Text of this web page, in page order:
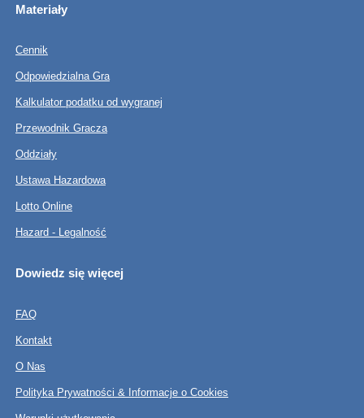
Materiały
Cennik
Odpowiedzialna Gra
Kalkulator podatku od wygranej
Przewodnik Gracza
Oddziały
Ustawa Hazardowa
Lotto Online
Hazard - Legalność
Dowiedz się więcej
FAQ
Kontakt
O Nas
Polityka Prywatności & Informacje o Cookies